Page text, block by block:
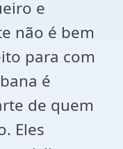
e
não é bem
para com
é
de quem
Eles